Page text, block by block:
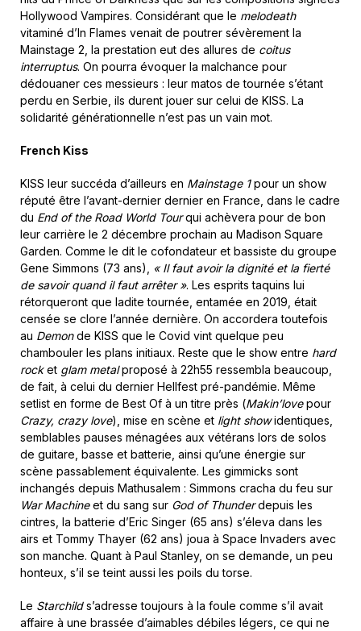
Hollywood Vampires. Considérant que le melodeath
vitaminé d’In Flames venait de poutrer sévèrement la
Mainstage 2, la prestation eut des allures de coitus
interruptus. On pourra évoquer la malchance pour
dédouaner ces messieurs : leur matos de tournée s’étant
perdu en Serbie, ils durent jouer sur celui de KISS. La
solidarité générationnelle n’est pas un vain mot.
French Kiss
KISS leur succéda d’ailleurs en Mainstage 1pour un show
réputé être l’avant-dernier dernier en France, dans le cadre
du End of the Road World Tourqui achèvera pour de bon
leur carrière le 2 décembre prochain au Madison Square
Garden. Comme le dit le cofondateur et bassiste du groupe
Gene Simmons (73 ans),
« Il faut avoir la dignité et la fierté
de savoir quand il faut arrêter ». Les esprits taquins lui
rétorqueront que ladite tournée, entamée en 2019, était
censée se clore l’année dernière. On accordera toutefois
au Demonde KISS que le Covid vint quelque peu
chambouler les plans initiaux. Reste que le show entre hard
rocket glam metalproposé à 22h55 ressembla beaucoup,
de fait, à celui du dernier Hellfest pré-pandémie. Même
setlist en forme de Best Of à un titre près (Makin’lovepour
Crazy, crazy love), mise en scène et light showidentiques,
semblables pauses ménagées aux vétérans lors de solos
de guitare, basse et batterie, ainsi qu’une énergie sur
scène passablement équivalente. Les gimmicks sont
inchangés depuis Mathusalem : Simmons cracha du feu sur
War Machineet du sang sur God of Thunderdepuis les
cintres, la batterie d’Eric Singer (65 ans) s’éleva dans les
airs et Tommy Thayer (62 ans) joua à Space Invaders avec
son manche. Quant à Paul Stanley, on se demande, un peu
honteux, s’il se teint aussi les poils du torse.
Le Starchilds’adresse toujours à la foule comme s’il avait
affaire à une brassée d’aimables débiles légers, ce qui ne